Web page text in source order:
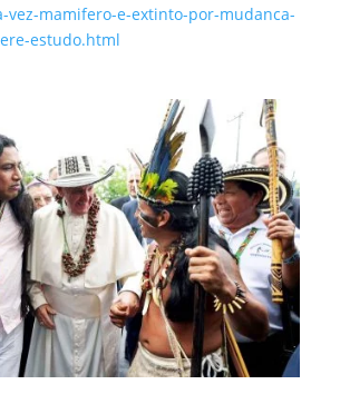
vez-mamifero-e-extinto-por-mudanca-
estudo.html